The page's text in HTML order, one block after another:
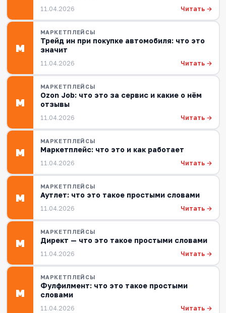
11.04.2026 Читать →
М
МАРКЕТПЛЕЙСЫ
Трейд ин при покупке автомобиля: что это
значит
11.04.2026 Читать →
М
МАРКЕТПЛЕЙСЫ
Ozon Job: что это за сервис и какие о нём
отзывы
11.04.2026 Читать →
М
МАРКЕТПЛЕЙСЫ
Маркетплейс: что это и как работает
11.04.2026 Читать →
М
МАРКЕТПЛЕЙСЫ
Аутлет: что это такое простыми словами
11.04.2026 Читать →
М
МАРКЕТПЛЕЙСЫ
Директ — что это такое простыми словами
11.04.2026 Читать →
М
МАРКЕТПЛЕЙСЫ
Фулфилмент: что это такое простыми
словами
11.04.2026 Читать →